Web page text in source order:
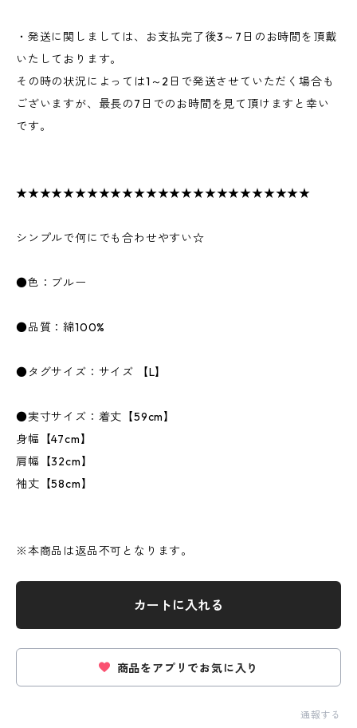
・発送に関しましては、お支払完了後3～7日のお時間を頂戴
いたしております。
その時の状況によっては1～2日で発送させていただく場合も
ございますが、最長の7日でのお時間を見て頂けますと幸い
です。
★★★★★★★★★★★★★★★★★★★★★★★★★
シンプルで何にでも合わせやすい☆
●色：ブルー
●品質：綿100%
●タグサイズ：サイズ 【L】
●実寸サイズ：着丈【59cm】
身幅【47cm】
肩幅【32cm】
袖丈【58cm】
※本商品は返品不可となります。
カートに入れる
商品をアプリでお気に入り
通報する